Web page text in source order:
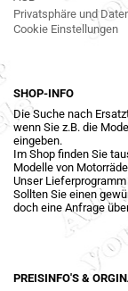
Privatsphäre und
Cookie Einstellungen
SHOP-INFO
Die Suche nach
wenn Sie z.B. die
eingeben.
Im Shop finden Sie
Modelle von
Unser
Sollten Sie einen
doch eine Anfrage
PREISINFO'S &